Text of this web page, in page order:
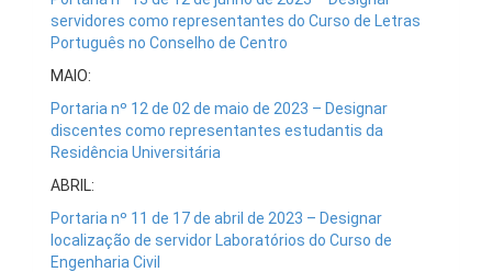
servidores como representantes do Curso de Letras
Português no Conselho de Centro
MAIO:
Portaria nº 12 de 02 de maio de 2023 – Designar
discentes como representantes estudantis da
Residência Universitária
ABRIL:
Portaria nº 11 de 17 de abril de 2023 – Designar
localização de servidor Laboratórios do Curso de
Engenharia Civil